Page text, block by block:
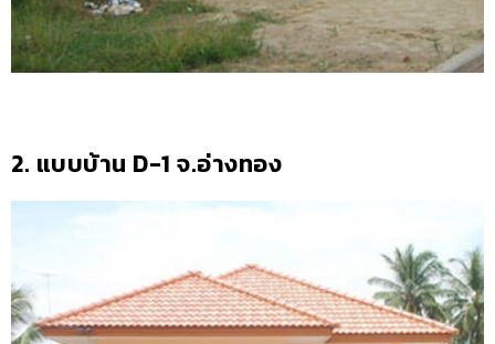
2. แบบบ้าน D-1 จ.อ่างทอง